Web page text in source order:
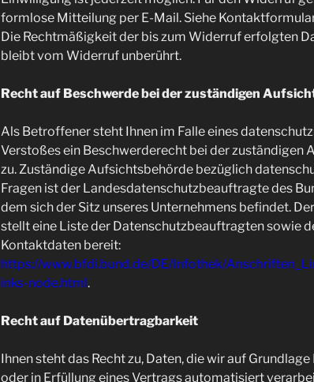
formlose Mitteilung per E-Mail. Siehe
Die Rechtmäßigkeit der bis zum Widerruf erfolgten
bleibt vom Widerruf unberührt.
Recht auf Beschwerde bei der zuständigen
Als Betroffener steht Ihnen im Falle eines
Verstoßes ein Beschwerderecht bei der zuständigen
zu. Zuständige Aufsichtsbehörde bezüglich
Fragen ist der Landesdatenschutzbeauftragte des
dem sich der Sitz unseres Unternehmens befindet.
stellt eine Liste der Datenschutzbeauftragten sowie
Kontaktdaten bereit:
https://www.bfdi.bund.de/DE/Infothek/
inks-node.html.
Recht auf Datenübertragbarkeit
Ihnen steht das Recht zu, Daten, die wir auf
oder in Erfüllung eines Vertrags automatisiert